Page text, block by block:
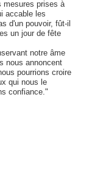
mesures prises à
accable les
d'un pouvoir, fût-il
un jour de fête
notre âme
nous annoncent
pourrions croire
qui nous le
confiance."